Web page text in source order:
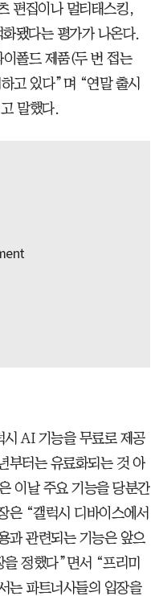
편집이나 멀티태스킹,
됐다는 평가가 나온다.
폴드 제품(두 번 접는
고 있다”며 “연말 출시
말했다.
시 AI 기능을 무료로 제공
부터는 유료화되는 것 아
이날 주요 기능을 당분간
은 “갤럭시 디바이스에서
과 관련되는 기능은 앞으
정했다”면서 “프리미
는 파트너사들의 입장을